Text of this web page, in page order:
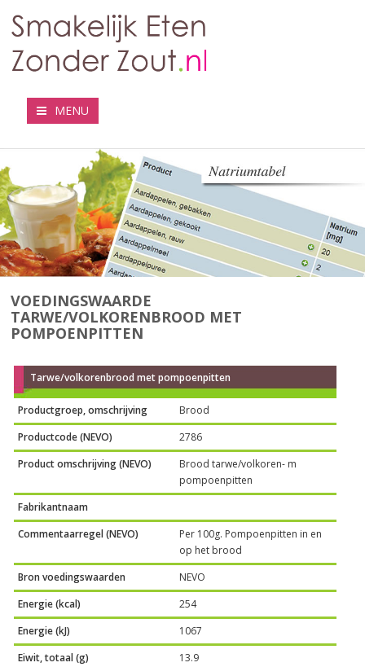
MENU
VOEDINGSWAARDE
TARWE/VOLKORENBROOD MET
POMPOENPITTEN
Tarwe/volkorenbrood met pompoenpitten
Productgroep, omschrijving
Brood
Productcode (NEVO)
2786
Product omschrijving (NEVO)
Brood tarwe/volkoren- m
pompoenpitten
Fabrikantnaam
Commentaarregel (NEVO)
Per 100g. Pompoenpitten in en
op het brood
Bron voedingswaarden
NEVO
Energie (kcal)
254
Energie (kJ)
1067
Eiwit, totaal (g)
13.9